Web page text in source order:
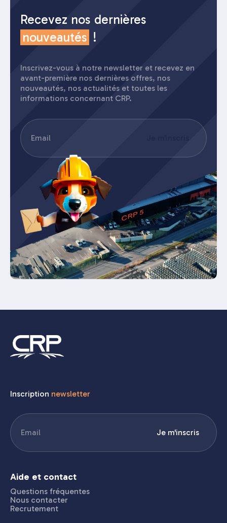
Recevez nos dernières
nouveautés !
Inscrivez-vous à notre newsletter et recevez en
avant-première nos dernières offres, nos
nouveautés, nos actualités et toutes les
informations concernant CRP.
E-
mail (Nécessaire)
Inscription newsletter
E-
mail (Nécessaire) Je m'inscris
Aide et contact
Questions fréquentes
Nous contacter
Recrutement